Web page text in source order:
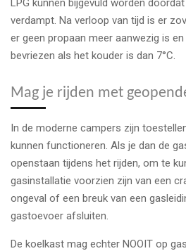
LPG kunnen bijgevuld worden
verdampt. Na verloop van tijd is er
er geen propaan meer aanwezig is
bevriezen als het kouder is dan 7°C.
Mag je rijden met
In de moderne campers zijn
kunnen functioneren. Als je dan de
openstaan tijdens het rijden, om te
gasinstallatie voorzien zijn van een
ongeval of een breuk van een
gastoevoer afsluiten.
De koelkast mag echter NOOIT op